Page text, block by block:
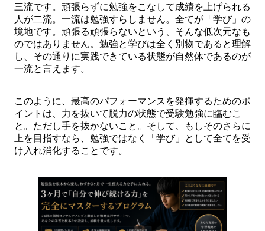
三流です。頑張らずに勉強をこなして成績を上げられる
人が二流。一流は勉強すらしません。全てが「学び」の
境地です。頑張る頑張らないという、そんな低次元なも
のではありません。勉強と学びは全く別物であると理解
し、その通りに実践できている状態が自然体であるのが
一流と言えます。
このように、最高のパフォーマンスを発揮するためのポ
イントは、力を抜いて脱力の状態で受験勉強に臨むこ
と。ただし手を抜かないこと。そして、もしそのさらに
上を目指すなら、勉強ではなく「学び」として全てを受
け入れ消化することです。